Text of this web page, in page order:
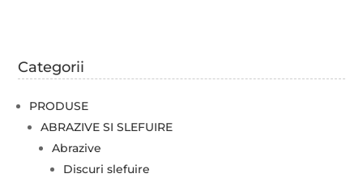
Categorii
PRODUSE
ABRAZIVE SI SLEFUIRE
Abrazive
Discuri slefuire